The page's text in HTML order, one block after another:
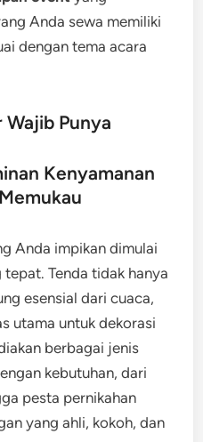
Anda sewa memiliki
dengan tema acara
Wajib Punya
Kenyamanan
Anda impikan dimulai
Tenda tidak hanya
esensial dari cuaca,
utama untuk dekorasi
berbagai jenis
kebutuhan, dari
pesta pernikahan
yang ahli, kokoh, dan